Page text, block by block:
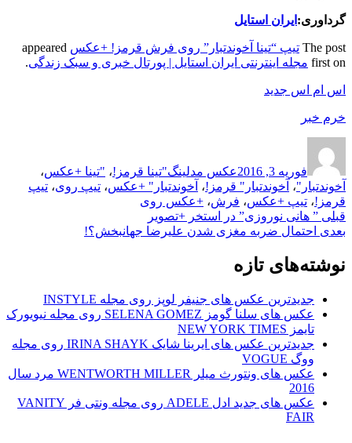
گرداوری: ایران استایل
The post تیپ “تینا آخوندتبار” روی فرش قرمز! +عکس appeared
first on مجله اینترنتی ایران استایل | پورتال خبری و سبک زندگی.
اس ام اس جدید
خرم خبر
در
فوریه 3, 2016 عکس مدلینگ"تینا قرمز!، "تینا +عکس،
آخوندتبار"، آخوندتبار" قرمز!، آخوندتبار" +عکس، تیپ روی، تیپ
قرمز!، تیپ +عکس، فرش، +عکس روی
راهبری
نوشته
قبلی نوشته
قبلی:
” هانی نوروزی” در استخر +تصویر
بعدی نوشته
احتمال ضربه مغزی شدن علیرضا جهانبخش؟!
نوشته‌های تازه
جدیدترین عکس های جنیفر لوپز روی مجله INSTYLE
عکس های سلنا گومز SELENA GOMEZ روی مجله نیویورک
تایمز NEW YORK TIMES
جدیدترین عکس های ایرینا شایک IRINA SHAYK روی مجله
ووگ VOGUE
عکس های ونتورث میلر WENTWORTH MILLER مرد سال
2016
عکس های جدید ادل ADELE روی مجله ونتی فر VANITY
FAIR